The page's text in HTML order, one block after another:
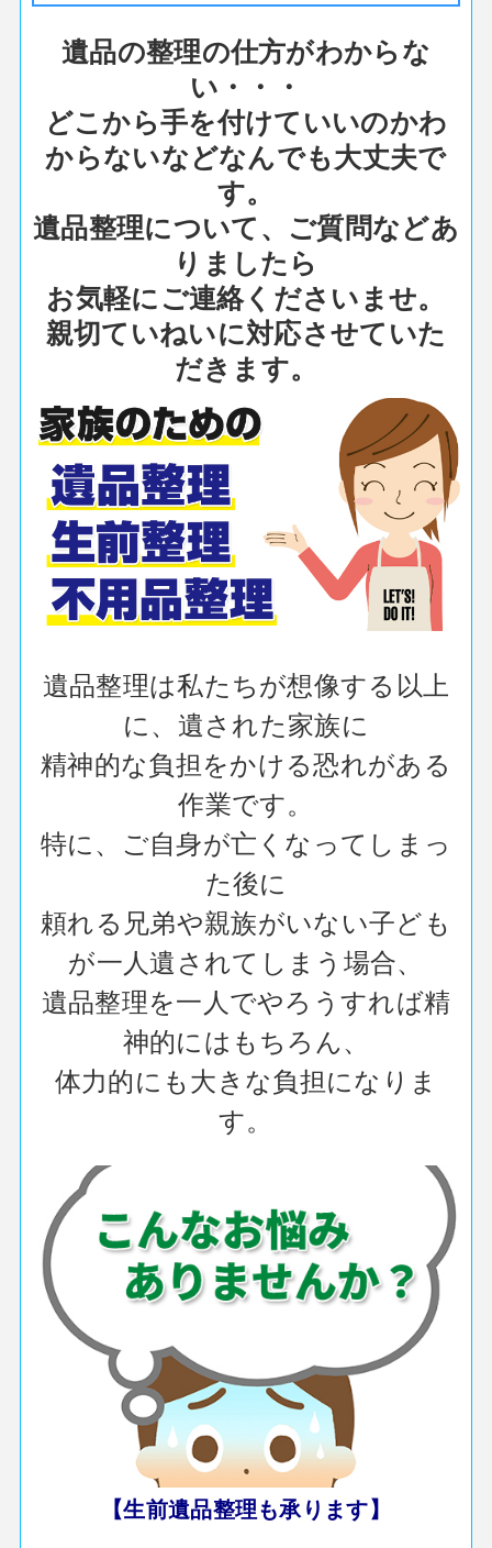
遺品の整理の仕方がわからな
い・・・
どこから手を付けていいのかわ
からないなどなんでも大丈夫で
す。
遺品整理について、ご質問などあ
りましたら
お気軽にご連絡くださいませ。
親切ていねいに対応させていた
だきます。
遺品整理は私たちが想像する以上
に、遺された家族に
精神的な負担をかける恐れがある
作業です。
特に、ご自身が亡くなってしまっ
た後に
頼れる兄弟や親族がいない子ども
が一人遺されてしまう場合、
遺品整理を一人でやろうすれば精
神的にはもちろん、
体力的にも大きな負担になりま
す。
【生前遺品整理も承ります】